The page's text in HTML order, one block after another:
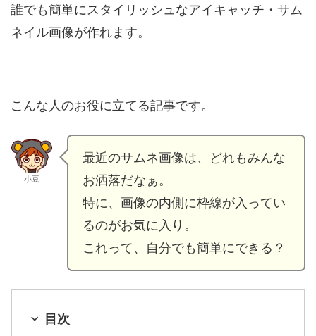
誰でも簡単にスタイリッシュなアイキャッチ・サム
ネイル画像が作れます。
こんな人のお役に立てる記事です。
小豆
最近のサムネ画像は、どれもみんな
お洒落だなぁ。
特に、画像の内側に枠線が入ってい
るのがお気に入り。
これって、自分でも簡単にできる？
目次